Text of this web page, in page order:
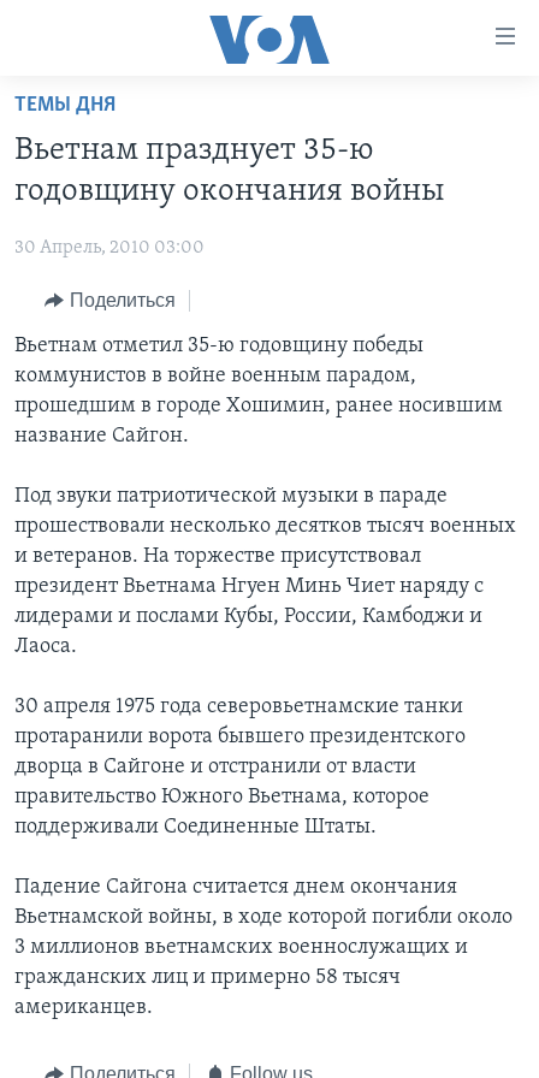
Перейти
основной
контент
навигации
Перейти
поиск
НОВОСТИ ЗА МИНУТУ
ИТОГИ
ПОЧЕМУ ЭТО ВАЖНО?
ДИСКУССИЯ VOA
ДЕТАЛИ
АМЕРИКА. БОЛЬШОЕ ПУТЕШЕСТВИЕ
УЧИМ АНГЛИЙСКИЙ
НАША АМЕРИКАНСКАЯ ИСТОРИЯ
А КАК В АМЕРИКЕ?
АРТЕФАКТЫ
АМЕРИКАНСКИЕ ГОРОДКИ
ЭКСПЕРТИЗА
ИНТЕРВЬЮ
ФАКТЫ ПРОТИВ ФЕЙКОВ
ЗА СВОБОДУ ПРЕССЫ
УЧИМ АНГЛИЙСКИЙ
ПОДПИСКА НА НОВОСТИ
Learning English
СОЦИАЛЬНЫЕ СЕТИ
Языки
ТЕМЫ ДНЯ
Вьетнам празднует 35-ю
годовщину окончания войны
30 Апрель, 2010 03:00
Поделиться
Вьетнам отметил 35-ю годовщину победы
коммунистов в войне военным парадом,
прошедшим в городе Хошимин, ранее носившим
название Сайгон.
Под звуки патриотической музыки в параде
прошествовали несколько десятков тысяч военных
и ветеранов. На торжестве присутствовал
президент Вьетнама Нгуен Минь Чиет наряду с
лидерами и послами Кубы, России, Камбоджи и
Лаоса.
30 апреля 1975 года северовьетнамские танки
протаранили ворота бывшего президентского
дворца в Сайгоне и отстранили от власти
правительство Южного Вьетнама, которое
поддерживали Соединенные Штаты.
Падение Сайгона считается днем окончания
Вьетнамской войны, в ходе которой погибли около
3 миллионов вьетнамских военнослужащих и
гражданских лиц и примерно 58 тысяч
американцев.
Поделиться Follow us